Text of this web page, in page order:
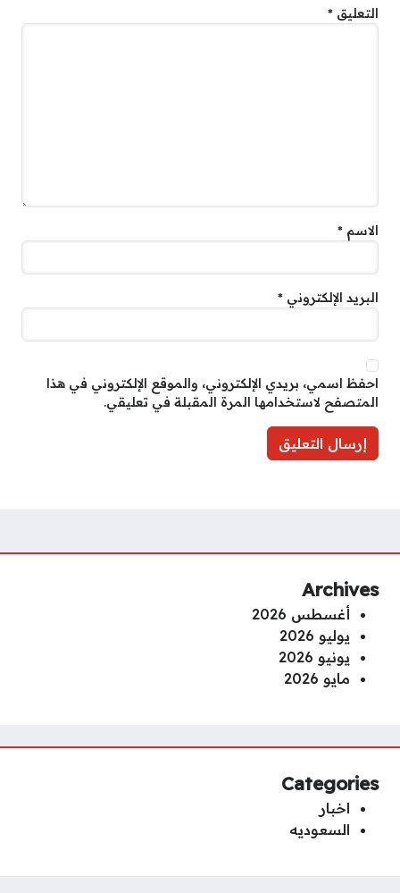
التعليق *
الاسم *
البريد الإلكتروني *
احفظ اسمي، بريدي الإلكتروني، والموقع الإلكتروني في هذا
المتصفح لاستخدامها المرة المقبلة في تعليقي.
Archives
أغسطس 2026
يوليو 2026
يونيو 2026
مايو 2026
Categories
اخبار
السعوديه